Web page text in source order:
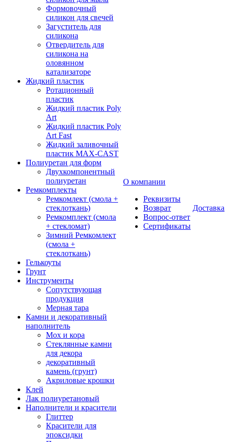
Формовочный
силикон для свечей
Загуститель для
силикона
Отвердитель для
силикона на
оловянном
катализаторе
Жидкий пластик
Ротационный
пластик
Жидкий пластик Poly
Art
Жидкий пластик Poly
Art Fast
Жидкий заливочный
пластик MAX-CAST
Полиуретан для форм
Двухкомпонентный
полиуретан
Ремкомплекты
Ремкомлект (смола +
стеклоткань)
Ремкомплект (смола
+ стекломат)
Зимний Ремкомлект
(смола +
стеклоткань)
Гелькоуты
Грунт
Инструменты
Сопутствующая
продукция
Мерная тара
Камни и декоративный
наполнитель
Мох и кора
Стеклянные камни
для декора
декоративный
камень (грунт)
Акриловые крошки
Клей
Лак полиуретановый
Наполнители и красители
Глиттер
Красители для
эпоксидки
О компании
Реквизиты
Возврат
Вопрос-ответ
Сертификаты
Доставка